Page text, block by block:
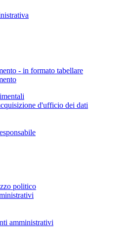
- in formato tabellare
d'ufficio dei dati
politico
amministrativi